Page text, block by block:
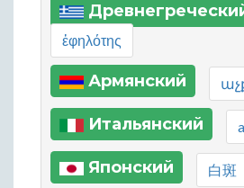
ἐφηλότης
Армянский
Итальянский
Японский 白斑